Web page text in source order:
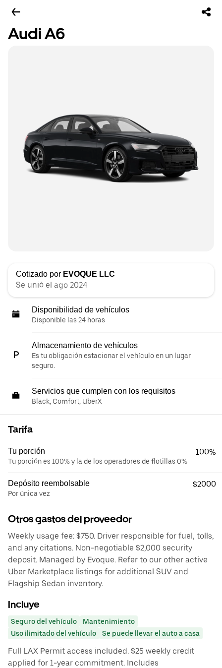
Audi A6
Cotizado por EVOQUE LLC
Se unió el ago 2024
Disponibilidad de vehículos
Disponible las 24 horas
Almacenamiento de vehículos
Es tu obligación estacionar el vehículo en un lugar
seguro.
Servicios que cumplen con los requisitos
Black, Comfort, UberX
Tarifa
Tu porción
Tu porción es 100% y la de los operadores de flotillas 0%
100%
Depósito reembolsable
Por única vez
$2000
Otros gastos del proveedor
Weekly usage fee: $750. Driver responsible for fuel, tolls,
and any citations. Non-negotiable $2,000 security
deposit. Managed by Evoque. Refer to our other active
Uber Marketplace listings for additional SUV and
Flagship Sedan inventory.
Incluye
Seguro del vehículo
Mantenimiento
Uso ilimitado del vehículo
Se puede llevar el auto a casa
Full LAX Permit access included. $25 weekly credit
applied for 1-year commitment. Includes